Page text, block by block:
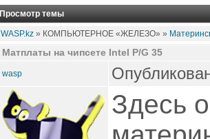
Просмотр темы
WASP.kz » КОМПЬЮТЕРНОЕ «ЖЕЛЕЗО» »
Матплаты на чипсете Intel P/G 35
wasp
Здесь